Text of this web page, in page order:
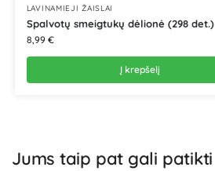
LAVINAMIEJI ŽAISLAI
Spalvotų smeigtukų dėlionė (298 det.)
8,99 €
Į krepšelį
Jums taip pat gali patikti